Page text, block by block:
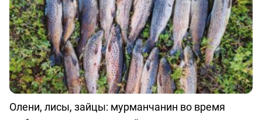
Олени, лисы, зайцы: мурманчанин во время